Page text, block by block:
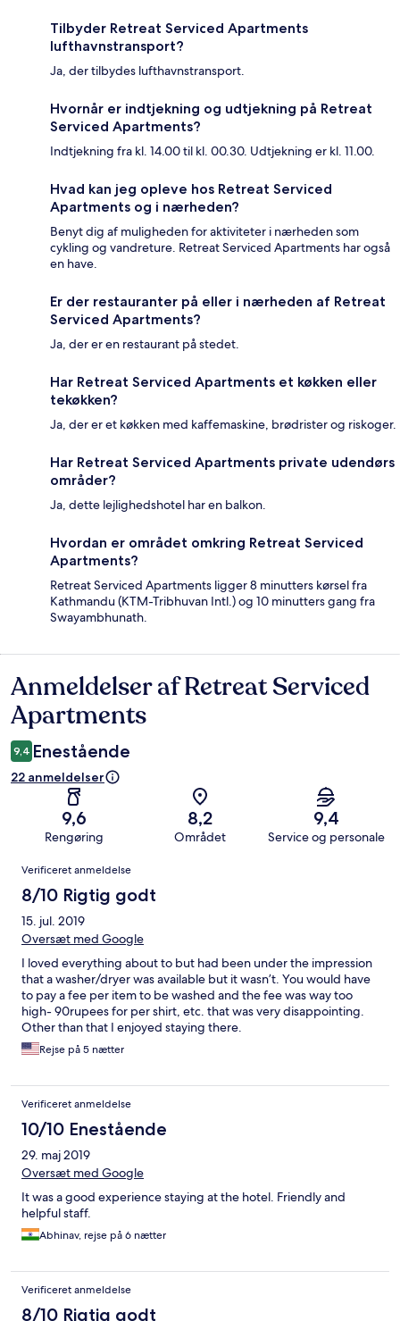
Tilbyder Retreat Serviced Apartments
lufthavnstransport?
Ja, der tilbydes lufthavnstransport.
Hvornår er indtjekning og udtjekning på Retreat
Serviced Apartments?
Indtjekning fra kl. 14.00 til kl. 00.30. Udtjekning er kl. 11.00.
Hvad kan jeg opleve hos Retreat Serviced
Apartments og i nærheden?
Benyt dig af muligheden for aktiviteter i nærheden som
cykling og vandreture. Retreat Serviced Apartments har også
en have.
Er der restauranter på eller i nærheden af Retreat
Serviced Apartments?
Ja, der er en restaurant på stedet.
Har Retreat Serviced Apartments et køkken eller
tekøkken?
Ja, der er et køkken med kaffemaskine, brødrister og riskoger.
Har Retreat Serviced Apartments private udendørs
områder?
Ja, dette lejlighedshotel har en balkon.
Hvordan er området omkring Retreat Serviced
Apartments?
Retreat Serviced Apartments ligger 8 minutters kørsel fra
Kathmandu (KTM-Tribhuvan Intl.) og 10 minutters gang fra
Swayambhunath.
Anmeldelser
Anmeldelser af Retreat Serviced
Apartments
9,4 Enestående
22 anmeldelser
9,6
Rengøring
8,2
Området
9,4
Service og personale
Anmeldelser
Verificeret anmeldelse
8/10 Rigtig godt
15. jul. 2019
Oversæt med Google
I loved everything about to but had been under the impression
that a washer/dryer was available but it wasn’t. You would have
to pay a fee per item to be washed and the fee was way too
high- 90rupees for per shirt, etc. that was very disappointing.
Other than that I enjoyed staying there.
Rejse på 5 nætter
Verificeret anmeldelse
10/10 Enestående
29. maj 2019
Oversæt med Google
It was a good experience staying at the hotel. Friendly and
helpful staff.
Abhinav, rejse på 6 nætter
Verificeret anmeldelse
8/10 Rigtig godt